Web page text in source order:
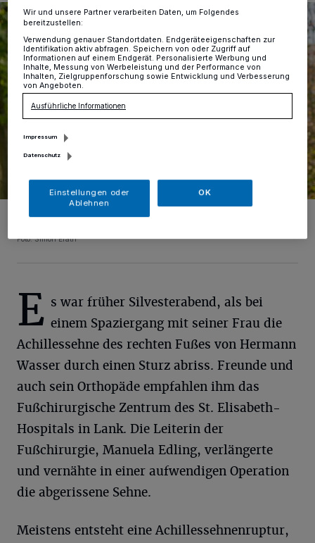
Die Leiterin der Fußchirurgie, Manuela Edling, begutachtet die
Foto: Simon Erath
E s war früher Silvesterabend, als bei
einem Spaziergang mit seiner Frau die
Achillessehne des rechten Fußes von Hermann
Wasser durch einen Sturz abriss. Freunde und
auch sein Orthopäde empfahlen ihm das
Fußchirurgische Zentrum des St. Elisabeth-
Hospitals in Lank. Die Leiterin der
Fußchirurgie, Manuela Edling, verlängerte
und vernähte in einer aufwendigen Operation
die abgerissene Sehne.
Meistens entsteht eine Achillessehnenruptur,
Wir und unsere Partner verarbeiten Daten, um Folgendes
bereitzustellen:
Verwendung genauer Standortdaten. Endgeräteeigenschaften zur
Identifikation aktiv abfragen. Speichern von oder Zugriff auf
Informationen auf einem Endgerät. Personalisierte Werbung und
Inhalte, Messung von Werbeleistung und der Performance von
Inhalten, Zielgruppenforschung sowie Entwicklung und Verbesserung
von Angeboten.
Ausführliche Informationen
Impressum
Datenschutz
Einstellungen oder
Ablehnen
OK